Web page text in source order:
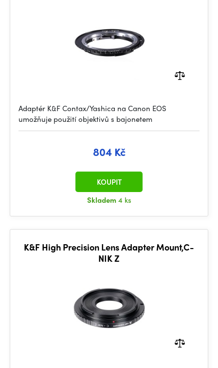
Adaptér K&F Contax/Yashica na Canon EOS
umožňuje použití objektivů s bajonetem
804 Kč
Skladem4 ks
KOUPIT
K&F High Precision Lens Adapter Mount,C-
NIK Z